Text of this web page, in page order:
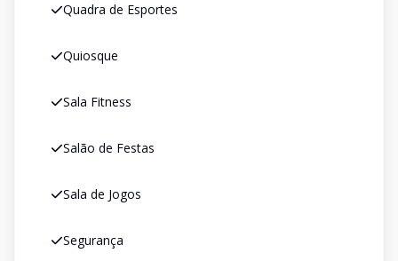
Quadra de Esportes
Quiosque
Sala Fitness
Salão de Festas
Sala de Jogos
Segurança